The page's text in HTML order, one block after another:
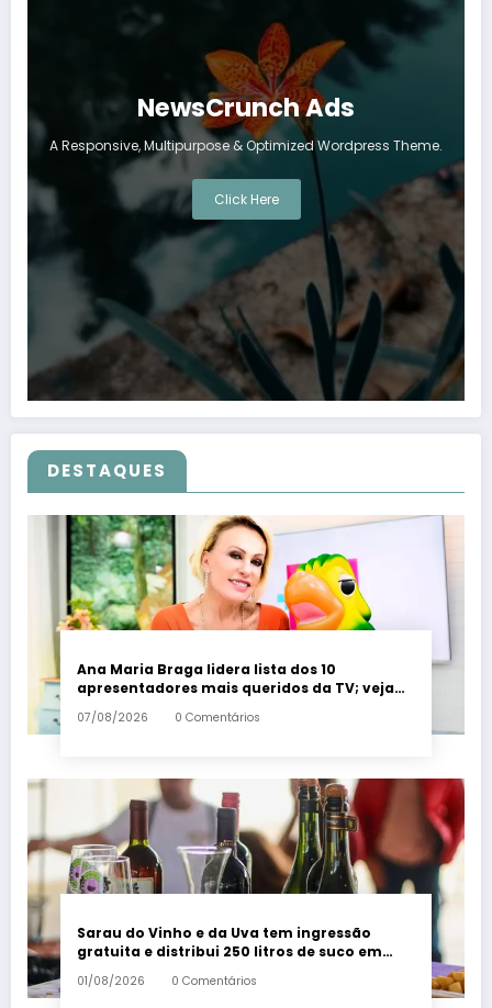
NewsCrunch Ads
A Responsive, Multipurpose & Optimized Wordpress Theme.
Click Here
DESTAQUES
Ana Maria Braga lidera lista dos 10
apresentadores mais queridos da TV; veja
ranking – Em Dia ES
07/08/2026 0 Comentários
Sarau do Vinho e da Uva tem ingressão
gratuita e distribui 250 litros de suco em
Santa Teresa – Em Dia ES
01/08/2026 0 Comentários